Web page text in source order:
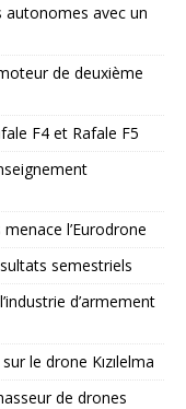
autonomes avec un
de deuxième
F4 et Rafale F5
l’Eurodrone
semestriels
d’armement
le drone Kızılelma
de drones